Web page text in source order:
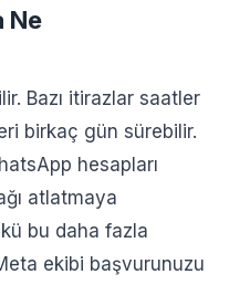
Ne
Bazı itirazlar saatler
birkaç gün sürebilir.
hesapları
atlatmaya
bu daha fazla
ekibi başvurunuzu